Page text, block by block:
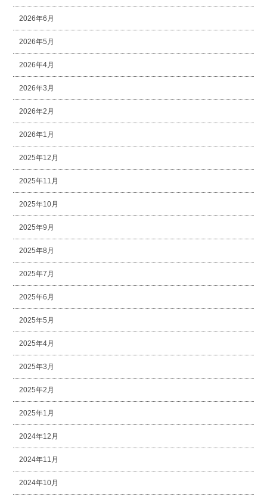
2026年6月
2026年5月
2026年4月
2026年3月
2026年2月
2026年1月
2025年12月
2025年11月
2025年10月
2025年9月
2025年8月
2025年7月
2025年6月
2025年5月
2025年4月
2025年3月
2025年2月
2025年1月
2024年12月
2024年11月
2024年10月